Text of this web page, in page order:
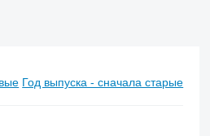
Год выпуска - сначала старые